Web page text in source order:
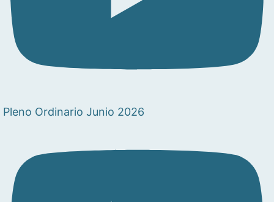
Pleno Ordinario Junio 2026